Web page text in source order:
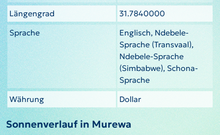
Längengrad
31.7840000
Sprache
Englisch, Ndebele-
Sprache (Transvaal),
Ndebele-Sprache
(Simbabwe), Schona-
Sprache
Währung
Dollar
Sonnenverlauf in Murewa